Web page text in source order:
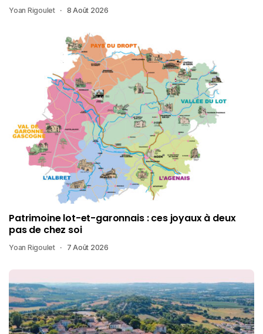
Yoan Rigoulet 8 Août 2026
Patrimoine lot-et-garonnais : ces joyaux à deux
pas de chez soi
Yoan Rigoulet 7 Août 2026